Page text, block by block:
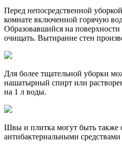
Перед непосредственной
комнате включенной горячую
Образовавшийся на
очищать. Вытирание стен
Для более тщательной уборки
нашатырный спирт или
на 1 л воды.
Швы и плитка могут быть также
антибактериальными